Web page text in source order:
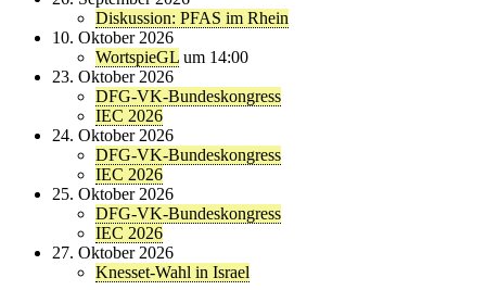
Diskussion: PFAS im Rhein
10. Oktober 2026
WortspieGL um 14:00
23. Oktober 2026
DFG-VK-Bundeskongress
IEC 2026
24. Oktober 2026
DFG-VK-Bundeskongress
IEC 2026
25. Oktober 2026
DFG-VK-Bundeskongress
IEC 2026
27. Oktober 2026
Knesset-Wahl in Israel